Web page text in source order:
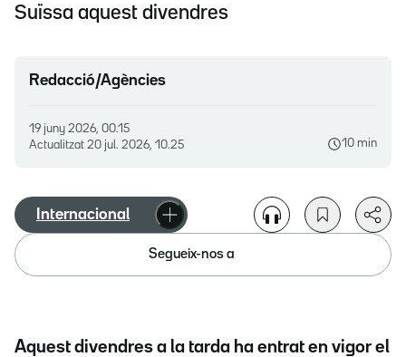
Suïssa aquest divendres
Redacció/Agències
19 juny 2026, 00.15
Actualitzat 20 jul. 2026, 10.25 10 min
Internacional
Segueix-nos a
Aquest divendres a la tarda ha entrat en vigor el